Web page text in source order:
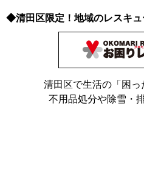
◆清田区限定！地域のレスキュ
清田区で生活の「困っ
不用品処分や除雪・